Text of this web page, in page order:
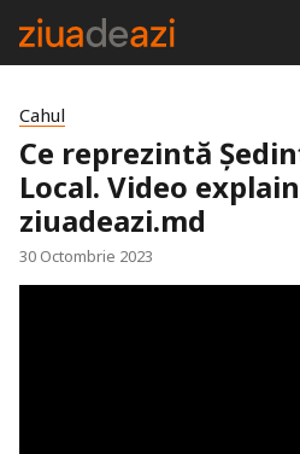
Cahul
Ce reprezintă
Local. Video
ziuadeazi.md
30 Octombrie 2023